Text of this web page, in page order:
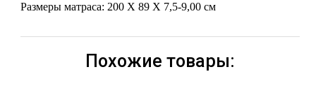
Размеры матраса: 200 X 89 X 7,5-9,00 см
Похожие товары: